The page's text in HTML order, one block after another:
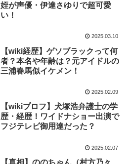
姪が声優・伊達さゆりで超可愛
い！
2025.03.10
【wiki経歴】ゲソブラックって何
者？本名や年齢は？元アイドルの
三浦春馬似イケメン！
2025.02.09
【wikiプロフ】犬塚浩弁護士の学
歴・経歴！ワイドナショー出演で
フジテレビ御用達だった？
2025.02.07
【真相】ののちゃん（村方乃々